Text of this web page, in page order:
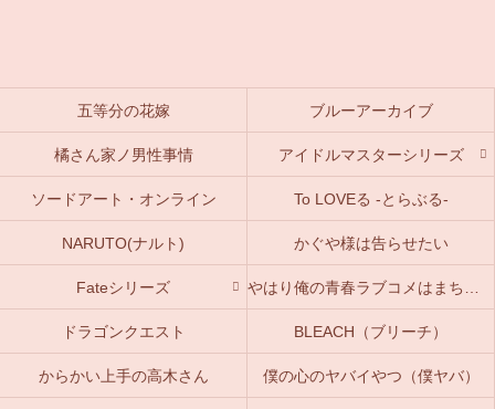
五等分の花嫁 ブルーアーカイブ
橘さん家ノ男性事情 アイドルマスターシリーズ
ソードアート・オンライン To LOVEる -とらぶる-
NARUTO(ナルト) かぐや様は告らせたい
Fateシリーズ
ドラゴンクエスト BLEACH（ブリーチ）
からかい上手の高木さん 僕の心のヤバイやつ（僕ヤバ）